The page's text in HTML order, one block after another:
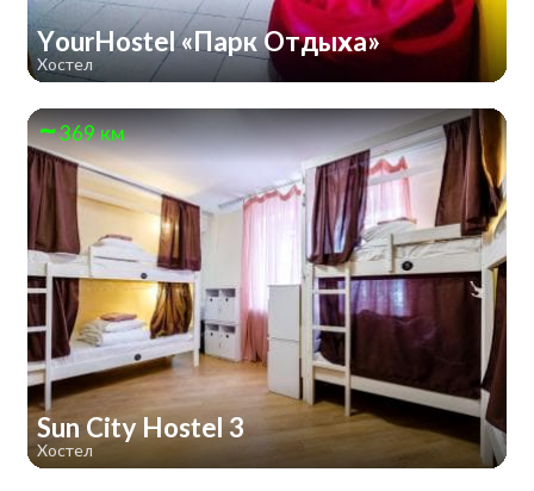
YourHostel «Парк Отдыха»
Хостел
369 км
Sun City Hostel 3
Хостел